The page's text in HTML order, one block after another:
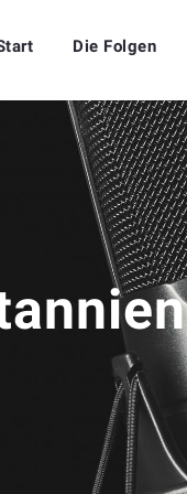
Die Folgen